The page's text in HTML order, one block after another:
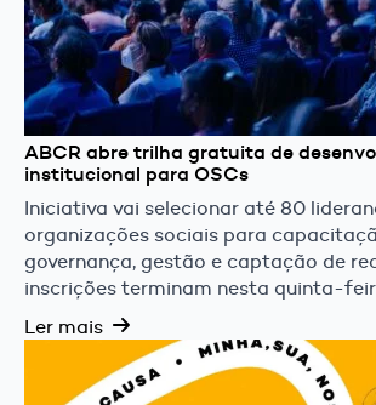
ABCR abre trilha gratuita de
institucional para OSCs
Iniciativa vai selecionar até 80
organizações sociais para
governança, gestão e captação de
inscrições terminam nesta quinta-
Ler mais